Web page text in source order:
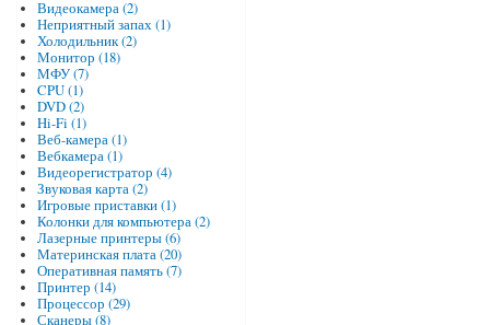
Видеокамера (2)
Неприятный запах (1)
Холодильник (2)
Монитор (18)
МФУ (7)
CPU (1)
DVD (2)
Hi-Fi (1)
Веб-камера (1)
Вебкамера (1)
Видеорегистратор (4)
Звуковая карта (2)
Игровые приставки (1)
Колонки для компьютера (2)
Лазерные принтеры (6)
Материнская плата (20)
Оперативная память (7)
Принтер (14)
Процессор (29)
Сканеры (8)